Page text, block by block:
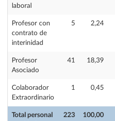
Total personal
223 100,00
laboral
Profesor con
contrato de
interinidad
5 2,24
Profesor
Asociado
41 18,39
Colaborador
Extraordinario
1 0,45